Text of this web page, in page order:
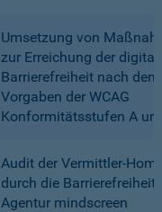
Umsetzung von
zur Erreichung der
Barrierefreiheit nach den
Vorgaben der WCAG
Konformitätsstufen A
Audit der Vermittler-
durch die
Agentur mindscreen